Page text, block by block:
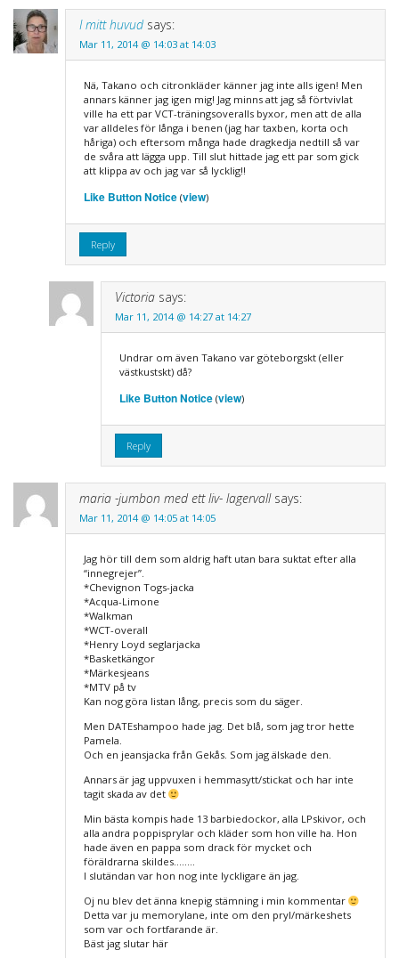
I mitt huvud says:
Mar 11, 2014 @ 14:03 at 14:03
Nä, Takano och citronkläder känner jag inte alls igen! Men
annars känner jag igen mig! Jag minns att jag så förtvivlat
ville ha ett par VCT-träningsoveralls byxor, men att de alla
var alldeles för långa i benen (jag har taxben, korta och
håriga) och eftersom många hade dragkedja nedtill så var
de svåra att lägga upp. Till slut hittade jag ett par som gick
att klippa av och jag var så lycklig!!
Like Button Notice(view)
Reply
Victoria says:
Mar 11, 2014 @ 14:27 at 14:27
Undrar om även Takano var göteborgskt (eller
västkustskt) då?
Like Button Notice(view)
Reply
maria -jumbon med ett liv- lagervall says:
Mar 11, 2014 @ 14:05 at 14:05
Jag hör till dem som aldrig haft utan bara suktat efter alla
“innegrejer”.
*Chevignon Togs-jacka
*Acqua-Limone
*Walkman
*WCT-overall
*Henry Loyd seglarjacka
*Basketkängor
*Märkesjeans
*MTV på tv
Kan nog göra listan lång, precis som du säger.
Men DATEshampoo hade jag. Det blå, som jag tror hette
Pamela.
Och en jeansjacka från Gekås. Som jag älskade den.
Annars är jag uppvuxen i hemmasytt/stickat och har inte
tagit skada av det
Min bästa kompis hade 13 barbiedockor, alla LPskivor, och
alla andra poppisprylar och kläder som hon ville ha. Hon
hade även en pappa som drack för mycket och
föräldrarna skildes……..
I slutändan var hon nog inte lyckligare än jag.
Oj nu blev det änna knepig stämning i min kommentar
Detta var ju memorylane, inte om den pryl/märkeshets
som var och fortfarande är.
Bäst jag slutar här